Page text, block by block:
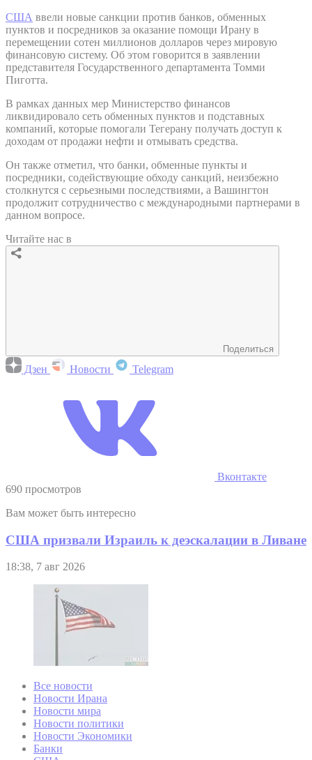
США ввели новые санкции против банков, обменных
пунктов и посредников за оказание помощи Ирану в
перемещении сотен миллионов долларов через мировую
финансовую систему. Об этом говорится в заявлении
представителя Государственного департамента Томми
Пиготта.
В рамках данных мер Министерство финансов
ликвидировало сеть обменных пунктов и подставных
компаний, которые помогали Тегерану получать доступ к
доходам от продажи нефти и отмывать средства.
Он также отметил, что банки, обменные пункты и
посредники, содействующие обходу санкций, неизбежно
столкнутся с серьезными последствиями, а Вашингтон
продолжит сотрудничество с международными партнерами в
данном вопросе.
Читайте нас в
Поделиться
Дзен Новости Telegram
Вконтакте
690 просмотров
Вам может быть интересно
США призвали Израиль к деэскалации в Ливане
18:38, 7 авг 2026
Все новости
Новости Ирана
Новости мира
Новости политики
Новости Экономики
Банки